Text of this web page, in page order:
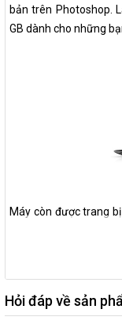
bản trên Photoshop.
GB dành cho những
Máy còn được trang
Laptop Dell Vostro
Hỏi đáp về sản